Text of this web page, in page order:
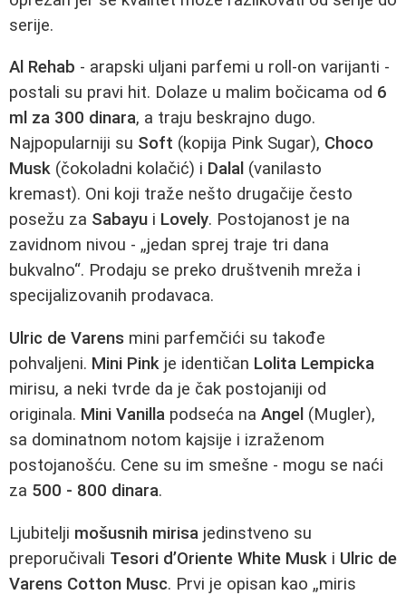
serije.
Al Rehab - arapski uljani parfemi u roll-on varijanti -
postali su pravi hit. Dolaze u malim bočicama od 6
ml za 300 dinara, a traju beskrajno dugo.
Najpopularniji su Soft (kopija Pink Sugar), Choco
Musk (čokoladni kolačić) i Dalal (vanilasto
kremast). Oni koji traže nešto drugačije često
posežu za Sabayu i Lovely. Postojanost je na
zavidnom nivou - „jedan sprej traje tri dana
bukvalno“. Prodaju se preko društvenih mreža i
specijalizovanih prodavaca.
Ulric de Varens mini parfemčići su takođe
pohvaljeni. Mini Pink je identičan Lolita Lempicka
mirisu, a neki tvrde da je čak postojaniji od
originala. Mini Vanilla podseća na Angel (Mugler),
sa dominatnom notom kajsije i izraženom
postojanošću. Cene su im smešne - mogu se naći
za 500 - 800 dinara.
Ljubitelji mošusnih mirisa jedinstveno su
preporučivali Tesori d’Oriente White Musk i Ulric de
Varens Cotton Musc. Prvi je opisan kao „miris